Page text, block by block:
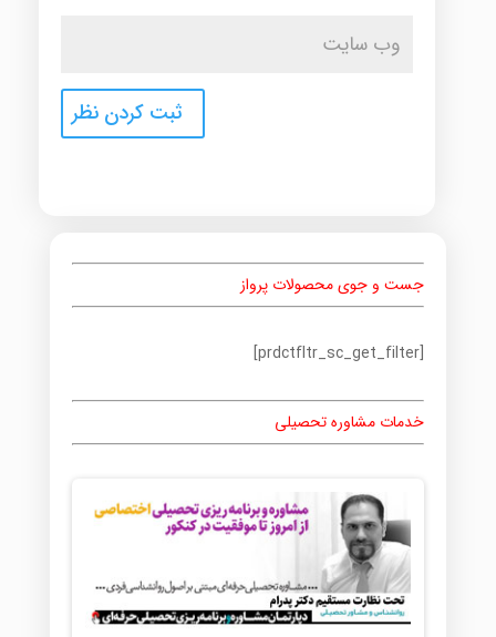
جست و جوی محصولات پرواز
[prdctfltr_sc_get_filter]
خدمات مشاوره تحصیلی